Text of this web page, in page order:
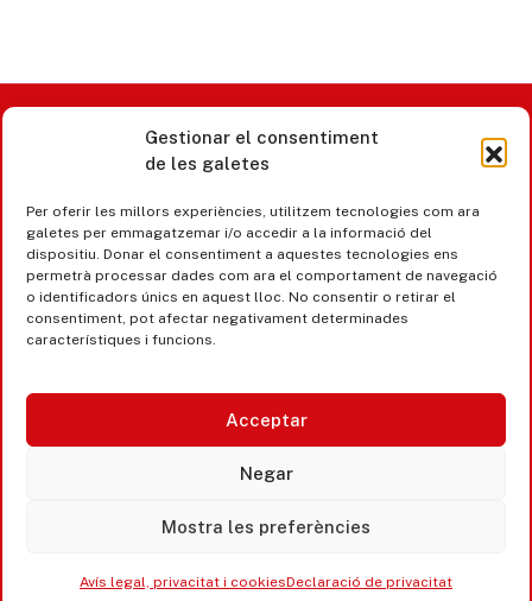
Gestionar el consentiment
de les galetes
Per oferir les millors experiències, utilitzem tecnologies com ara
galetes per emmagatzemar i/o accedir a la informació del
dispositiu. Donar el consentiment a aquestes tecnologies ens
permetrà processar dades com ara el comportament de navegació
o identificadors únics en aquest lloc. No consentir o retirar el
consentiment, pot afectar negativament determinades
característiques i funcions.
Acceptar
Negar
Mostra les preferències
Avís legal, privacitat i cookiesDeclaració de privacitat
Castell d’Aro · Platja d’Aro · S’Agaró
365 www.platjadaro
Accesibilitat
Equipaments municipals